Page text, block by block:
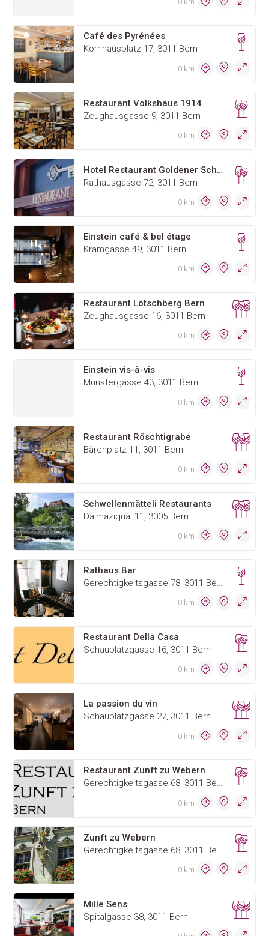
Café des Pyrénées
Kornhausplatz 17, 3011 Bern
0 km
Restaurant Volkshaus 1914
Zeughausgasse 9, 3011 Bern
0 km
Hotel Restaurant Goldener Schlüssel
Rathausgasse 72, 3011 Bern
0 km
Einstein café & bel étage
Kramgasse 49, 3011 Bern
0 km
Restaurant Lötschberg Bern
Zeughausgasse 16, 3011 Bern
0 km
Einstein vis-à-vis
Münstergasse 43, 3011 Bern
0 km
Restaurant Röschtigrabe
Bärenplatz 11, 3011 Bern
0 km
Schwellenmätteli Restaurants
Dalmaziquai 11, 3005 Bern
0 km
Rathaus Bar
Gerechtigkeitsgasse 78, 3011 Bern
0 km
Restaurant Della Casa
Schauplatzgasse 16, 3011 Bern
0 km
La passion du vin
Schauplatzgasse 27, 3011 Bern
0 km
Restaurant Zunft zu Webern
Gerechtigkeitsgasse 68, 3011 Bern
0 km
Zunft zu Webern
Gerechtigkeitsgasse 68, 3011 Bern
0 km
Mille Sens
Spitalgasse 38, 3011 Bern